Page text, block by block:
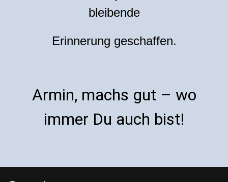
bleibende
Erinnerung geschaffen.
Armin, machs gut – wo
immer Du auch bist!